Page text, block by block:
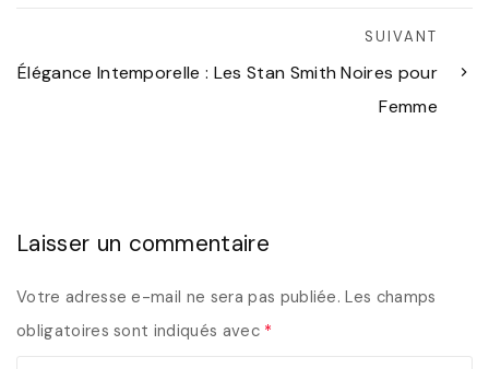
SUIVANT
Élégance Intemporelle : Les Stan Smith Noires pour
Femme
Laisser un commentaire
Votre adresse e-mail ne sera pas publiée. Les champs
obligatoires sont indiqués avec *